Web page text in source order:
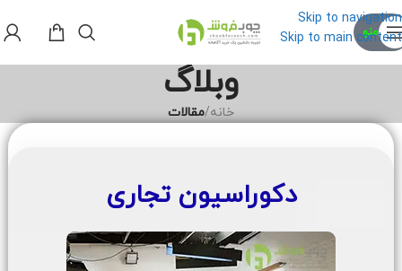
Skip to navigation
Skip to main content
منو
وبلاگ
خانه/مقالات
دکوراسیون تجاری